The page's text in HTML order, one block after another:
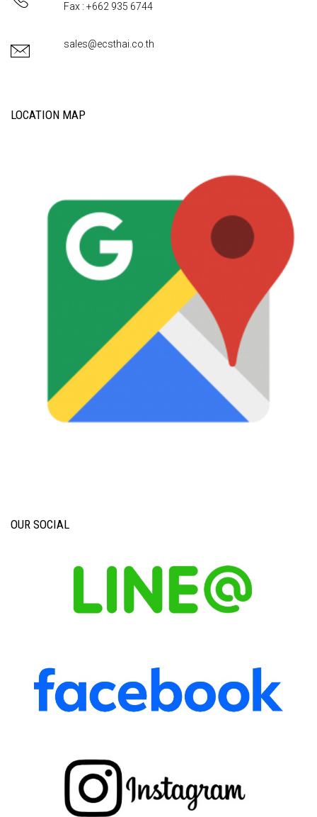
Fax : +662 935 6744
sales@ecsthai.co.th
LOCATION MAP
OUR SOCIAL